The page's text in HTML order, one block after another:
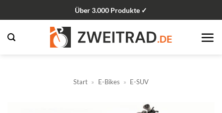
Inhalt
springen
Über 3.000 Produkte ✓
Start » E-Bikes » E-SUV